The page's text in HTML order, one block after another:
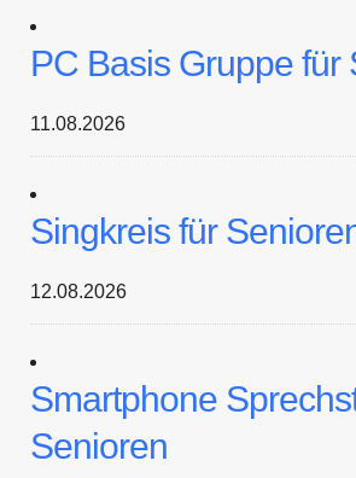
PC Basis Gruppe für
11.08.2026
Singkreis für
12.08.2026
Smartphone
Senioren